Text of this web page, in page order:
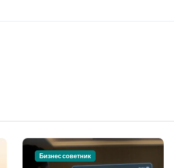
строительства
на крупных проспектах
Бизнес советник